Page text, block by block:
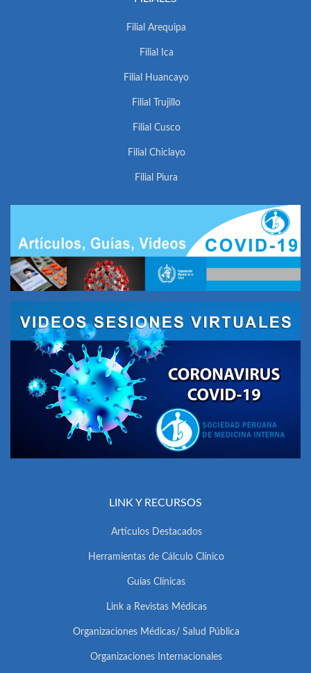
Filial Arequipa
Filial Ica
Filial Huancayo
Filial Trujillo
Filial Cusco
Filial Chiclayo
Filial Piura
LINK Y RECURSOS
Artículos Destacados
Herramientas de Cálculo Clínico
Guías Clínicas
Link a Revistas Médicas
Organizaciones Médicas/ Salud Pública
Organizaciones Internacionales